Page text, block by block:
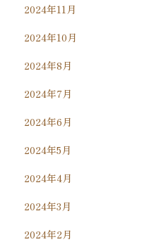
2024年11月
2024年10月
2024年8月
2024年7月
2024年6月
2024年5月
2024年4月
2024年3月
2024年2月